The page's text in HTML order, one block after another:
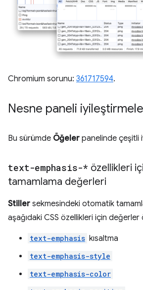
Chromium sorunu: 361717594.
Nesne paneli
Bu sürümde Öğeler panelinde çeşitli
text-emphasis-* özellikleri
tamamlama değerleri
Stiller sekmesindeki otomatik
aşağıdaki CSS özellikleri için değerler
text-emphasis kısaltma
text-emphasis-style
text-emphasis-color